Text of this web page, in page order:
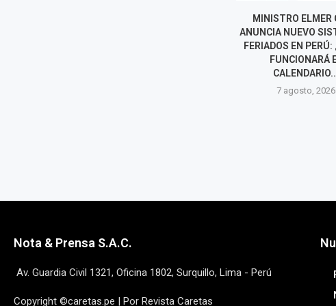
MINISTRO ELMER
ANUNCIA NUEVO
FERIADOS EN PERÚ:
FUNCIONARÁ
7 agosto, 2026
Nota & Prensa S.A.C.
Av. Guardia Civil 1321, Oficina 1802, Surquillo, Lima - Perú
Copyright ©caretas.pe | Por Revista Caretas